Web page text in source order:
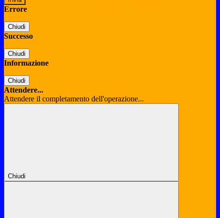
Errore
Chiudi
Successo
Chiudi
Informazione
Chiudi
Attendere...
Attendere il completamento dell'operazione...
Chiudi